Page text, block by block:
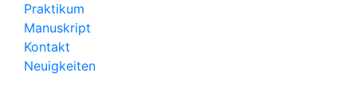
Praktikum
Manuskript
Kontakt
Neuigkeiten